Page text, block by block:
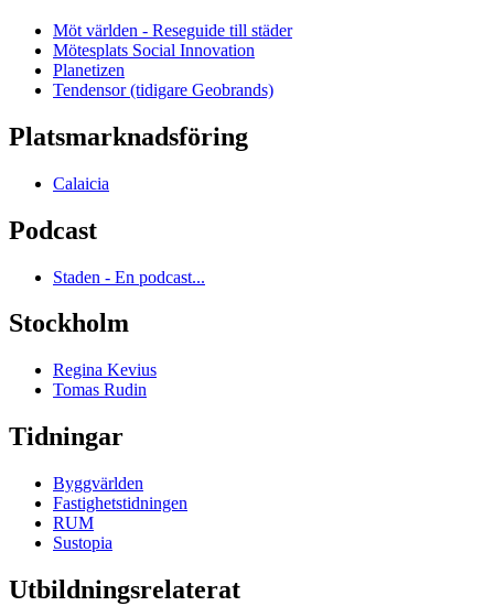
Möt världen - Reseguide till städer
Mötesplats Social Innovation
Planetizen
Tendensor (tidigare Geobrands)
Platsmarknadsföring
Calaicia
Podcast
Staden - En podcast...
Stockholm
Regina Kevius
Tomas Rudin
Tidningar
Byggvärlden
Fastighetstidningen
RUM
Sustopia
Utbildningsrelaterat